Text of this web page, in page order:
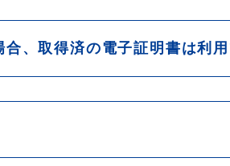
、取得済の電子証明書は利